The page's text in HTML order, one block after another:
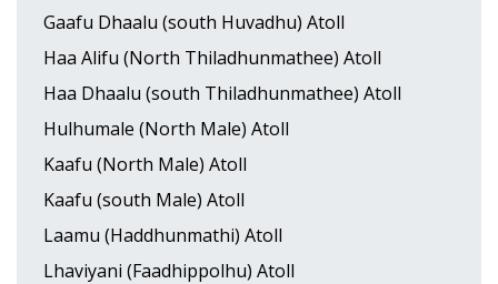
Gaafu Dhaalu (south Huvadhu) Atoll
Haa Alifu (North Thiladhunmathee) Atoll
Haa Dhaalu (south Thiladhunmathee) Atoll
Hulhumale (North Male) Atoll
Kaafu (North Male) Atoll
Kaafu (south Male) Atoll
Laamu (Haddhunmathi) Atoll
Lhaviyani (Faadhippolhu) Atoll